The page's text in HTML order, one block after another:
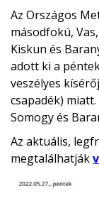
Az Országos
másodfokú,
Kiskun és
adott ki a
veszélyes
csapadék)
Somogy és
Az aktuális,
megtalálhatják